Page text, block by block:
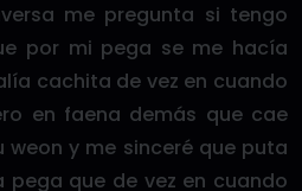
me pregunta si tengo
por mi pega se me hacía
cachita de vez en cuando
en faena demás que cae
weon y me sinceré que puta
pega que de vez en cuando